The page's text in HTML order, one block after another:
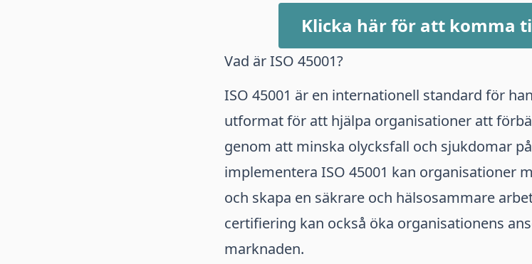
Klicka här för att komma
Vad är ISO 45001?
ISO 45001 är en internationell standard för
utformat för att hjälpa organisationer att
genom att minska olycksfall och sjukdomar
implementera ISO 45001 kan organisationer
och skapa en säkrare och hälsosammare
certifiering kan också öka organisationens
marknaden.